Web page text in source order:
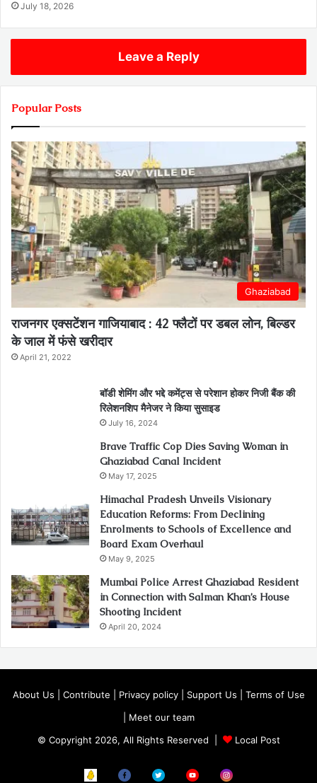
July 18, 2026
Leave a Reply
Popular Posts
Ghaziabad
राजनगर एक्सटेंशन गाजियाबाद : 42 फ्लैटों पर डबल लोन, बिल्डर
के जाल में फंसे खरीदार
April 21, 2022
बॉडी शेमिंग और भद्दे कमेंट्स से परेशान होकर निजी बैंक की
रिलेशनशिप मैनेजर ने किया सुसाइड
July 16, 2024
Brave Traffic Cop Dies Saving Woman in
Ghaziabad Canal Incident
May 17, 2025
Himachal Pradesh Unveils Visionary
Education Reforms: From Declining
Enrolments to Schools of Excellence and
Board Exam Overhaul
May 9, 2025
Mumbai Police Arrest Ghaziabad Resident
in Connection with Salman Khan’s House
Shooting Incident
April 20, 2024
About Us Contribute Privacy policy| Support Us
Terms of Use
Meet our team
© Copyright 2026, All Rights Reserved |
Local Post
Koo FB Twitter Youtube